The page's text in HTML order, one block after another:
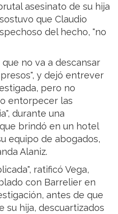
asesinato de su hija
que Claudio
del hecho, "no
no va a descansar
y dejó entrever
pero no
entorpecer las
durante una
brindó en un hotel
equipo de abogados,
Alaniz.
ratificó Vega,
con Barrelier en
antes de que
su hija, descuartizados